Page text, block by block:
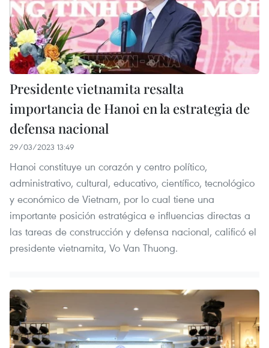
Presidente vietnamita resalta
importancia de Hanoi en la estrategia de
defensa nacional
29/03/2023 13:49
Hanoi constituye un corazón y centro político,
administrativo, cultural, educativo, científico, tecnológico
y económico de Vietnam, por lo cual tiene una
importante posición estratégica e influencias directas a
las tareas de construcción y defensa nacional, calificó el
presidente vietnamita, Vo Van Thuong.